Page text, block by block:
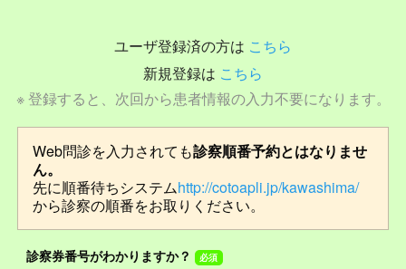
ユーザ登録済の方は こちら
新規登録は こちら
※ 登録すると、次回から患者情報の入力不要になります。
Web問診を入力されても診察順番予約とはなりませ
ん。
先に順番待ちシステムhttp://cotoapli.jp/kawashima/
から診察の順番をお取りください。
診察券番号がわかりますか？ 必須